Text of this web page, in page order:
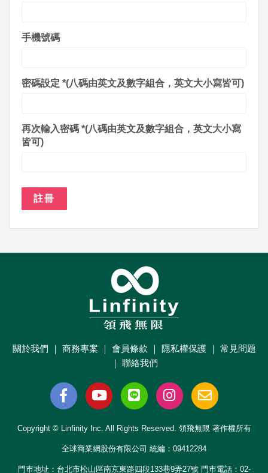
手機號碼
密碼設定 *(八碼由英文及數字組合，英文大小寫皆可)
再次輸入密碼 *(八碼由英文及數字組合，英文大小寫
皆可)
註冊
關於我們 ｜ 商務專案 ｜ 會員條款 ｜ 隱私權保護｜ 常見問題
｜ 聯絡我們
Copyright © Linfinity Inc. All Rights Reserved. 領飛無限 著作權所有
全球商業網股份有限公司 統編：09412284
門巿地址：台北市松山區南京東路四段133巷9弄27號 門巿電話：02-